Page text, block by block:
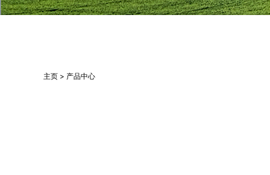
主页 > 产品中心